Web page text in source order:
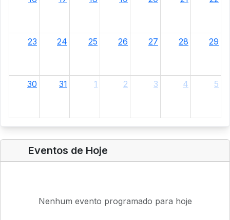
23 24 25 26 27 28 29
30 31 1 2 3 4 5
Eventos de Hoje
Nenhum evento programado para hoje